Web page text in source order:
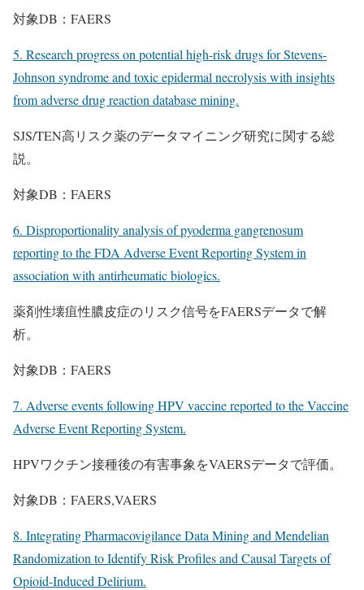
対象DB：FAERS
5. Research progress on potential high-risk drugs for Stevens-
Johnson syndrome and toxic epidermal necrolysis with insights
from adverse drug reaction database mining.
SJS/TEN高リスク薬のデータマイニング研究に関する総
説。
対象DB：FAERS
6. Disproportionality analysis of pyoderma gangrenosum
reporting to the FDA Adverse Event Reporting System in
association with antirheumatic biologics.
薬剤性壊疽性膿皮症のリスク信号をFAERSデータで解
析。
対象DB：FAERS
7. Adverse events following HPV vaccine reported to the Vaccine
Adverse Event Reporting System.
HPVワクチン接種後の有害事象をVAERSデータで評価。
対象DB：FAERS,VAERS
8. Integrating Pharmacovigilance Data Mining and Mendelian
Randomization to Identify Risk Profiles and Causal Targets of
Opioid-Induced Delirium.